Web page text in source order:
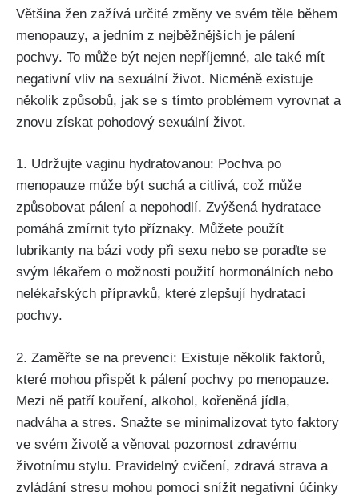
Většina žen ‍zažívá ⁢určité změny ‍ve svém těle během
menopauzy,​ a jedním z nejběžnějších je‌ pálení
pochvy. To⁤ může být nejen nepříjemné,‌ ale také mít
negativní vliv ​na‌ sexuální život. Nicméně ​existuje
několik způsobů, jak se s tímto problémem ⁢vyrovnat ⁤a
znovu získat pohodový​ sexuální ⁢život.
1. Udržujte⁣ vaginu hydratovanou: Pochva​ po​
menopauze může být suchá a citlivá, což může
způsobovat pálení ⁤a nepohodlí. Zvýšená hydratace
pomáhá ⁢zmírnit ‌tyto příznaky. Můžete použít
lubrikanty⁤ na bázi vody při sexu nebo se poraďte se
svým ​lékařem o možnosti použití hormonálních nebo
nelékařských přípravků, které⁣ zlepšují ⁤hydrataci
pochvy.
2. Zaměřte se na prevenci: Existuje několik faktorů,
⁤které‌ mohou přispět k pálení​ pochvy po⁢ menopauze.
Mezi ně patří kouření, alkohol, kořeněná jídla,
nadváha a stres. Snažte se minimalizovat⁢ tyto ​faktory
ve svém ​životě a věnovat ​pozornost‍ zdravému
‌životnímu stylu. Pravidelný cvičení, zdravá strava a
⁢zvládání stresu mohou ​pomoci snížit⁢ negativní účinky